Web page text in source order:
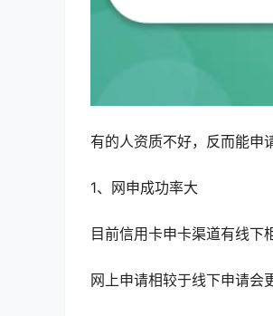
有的人资质不好，反而能申
1、网申成功率大
目前信用卡申卡渠道有线下
网上申请相较于线下申请会